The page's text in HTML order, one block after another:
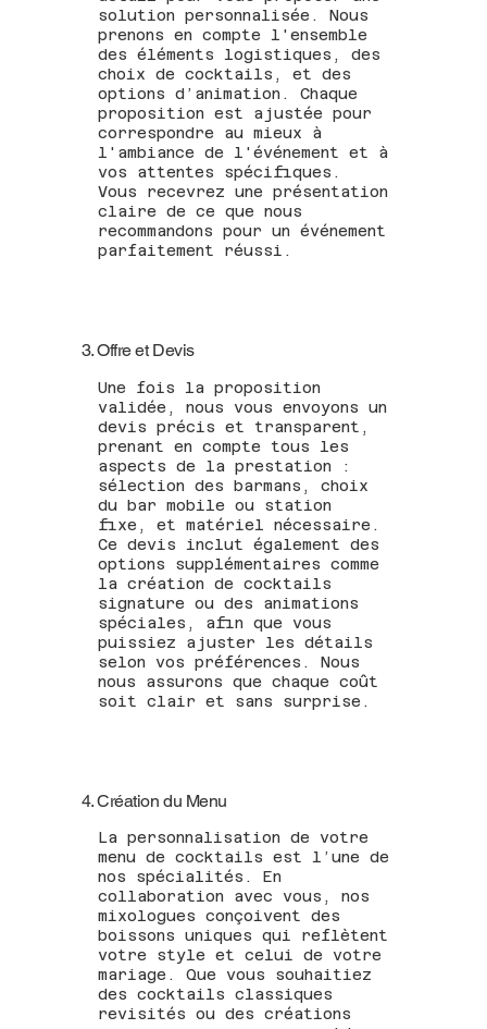
solution personnalisée. Nous
prenons en compte l'ensemble
des éléments logistiques, des
choix de cocktails, et des
options d’animation. Chaque
proposition est ajustée pour
correspondre au mieux à
l'ambiance de l'événement et à
vos attentes spécifiques.
Vous recevrez une présentation
claire de ce que nous
recommandons pour un événement
parfaitement réussi.
3. Offre et Devis
Une fois la proposition
validée, nous vous envoyons un
devis précis et transparent,
prenant en compte tous les
aspects de la prestation :
sélection des barmans, choix
du bar mobile ou station
fixe, et matériel nécessaire.
Ce devis inclut également des
options supplémentaires comme
la création de cocktails
signature ou des animations
spéciales, afin que vous
puissiez ajuster les détails
selon vos préférences. Nous
nous assurons que chaque coût
soit clair et sans surprise.
4. Création du Menu
La personnalisation de votre
menu de cocktails est l’une de
nos spécialités. En
collaboration avec vous, nos
mixologues conçoivent des
boissons uniques qui reflètent
votre style et celui de votre
mariage. Que vous souhaitiez
des cocktails classiques
revisités ou des créations